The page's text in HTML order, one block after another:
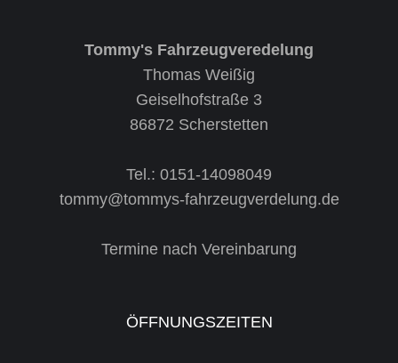
Tommy's Fahrzeugveredelung
Thomas Weißig
Geiselhofstraße 3
86872 Scherstetten
Tel.: 0151-14098049
tommy@tommys-fahrzeugverdelung.de
Termine nach Vereinbarung
ÖFFNUNGSZEITEN